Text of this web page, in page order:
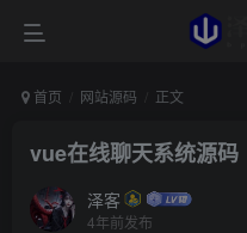
首页 网站源码 正文
vue在线聊天系统源码
泽客
4年前发布